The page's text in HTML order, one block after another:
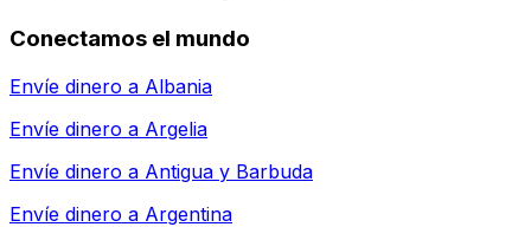
Conectamos el mundo
Envíe dinero a Albania
Envíe dinero a Argelia
Envíe dinero a Antigua y Barbuda
Envíe dinero a Argentina